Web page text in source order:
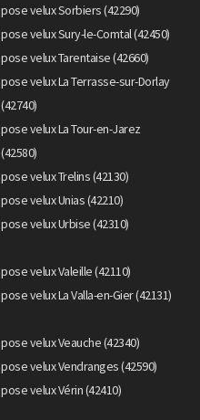
pose velux Sorbiers (42290)
pose velux Sury-le-Comtal (42450)
pose velux Tarentaise (42660)
pose velux La Terrasse-sur-Dorlay
(42740)
pose velux La Tour-en-Jarez
(42580)
pose velux Trelins (42130)
pose velux Unias (42210)
pose velux Urbise (42310)
pose velux Valeille (42110)
pose velux La Valla-en-Gier (42131)
pose velux Veauche (42340)
pose velux Vendranges (42590)
pose velux Vérin (42410)